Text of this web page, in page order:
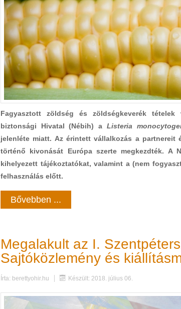
Fagyasztott zöldség és zöldségkeverék
biztonsági Hivatal (Nébih) a Listeria
jelenléte miatt. Az érintett vállalkozás a
történő kivonását Európa szerte megkezdték.
kihelyezett tájékoztatókat, valamint a (nem
felhasználás előtt.
Bővebben ...
Megalakult az I.
Sajtóközlemény és
Írta: berettyohir.hu Készült: 2018. július 06.